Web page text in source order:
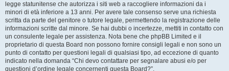
legge statunitense che autorizza i siti web a raccogliere informazioni da i
minori di età inferiore a 13 anni. Per avere tale consenso serve una richiesta
scritta da parte del genitore o tutore legale, permettendo la registrazione delle
informazioni scritte dal minore. Se hai dubbi o incertezze, mettiti in contatto con
un consulente legale per assistenza. Nota bene che phpBB Limited e il
proprietario di questa Board non possono fornire consigli legali e non sono un
punto di contatto per questioni legali di qualsiasi tipo, ad eccezione di quanto
indicato nella domanda “Chi devo contattare per segnalare abusi e/o per
questioni d’ordine legale concernenti questa Board?”.